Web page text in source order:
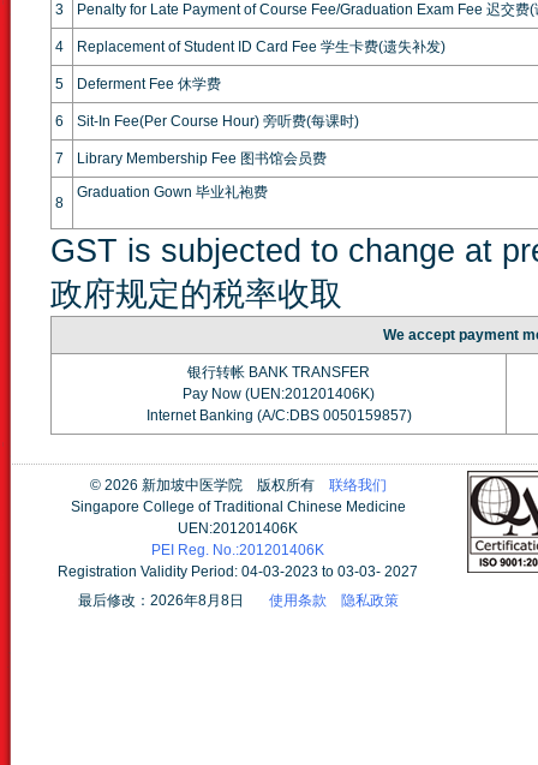
3 Penalty for Late Payment of Course Fee/Graduation Exam Fee 迟交费
4 Replacement of Student ID Card Fee 学生卡费(遗失补发)
5 Deferment Fee 休学费
6 Sit-In Fee(Per Course Hour) 旁听费(每课时)
7 Library Membership Fee 图书馆会员费
8
Graduation Gown 毕业礼袍费
GST is subjected to change at
政府规定的税率收取
We accept payment
银行转帐 BANK TRANSFER
Pay Now (UEN:201201406K)
Internet Banking (A/C:DBS 0050159857)
© 2026 新加坡中医学院 版权所有 联络我们
Singapore College of Traditional Chinese Medicine
UEN:201201406K
PEI Reg. No.:201201406K
Registration Validity Period: 04-03-2023 to 03-03- 2027
最后修改：2026年8月8日 使用条款 隐私政策